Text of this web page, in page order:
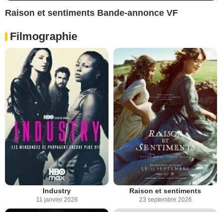
Raison et sentiments Bande-annonce VF
Filmographie
Industry
11 janvier 2026
Raison et sentiments
23 septembre 2026